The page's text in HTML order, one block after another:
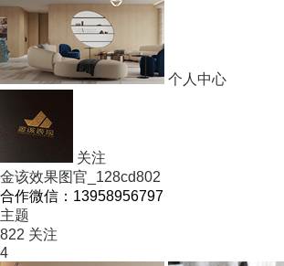
个人中心
关注
金该效果图官_128cd802
合作微信：13958956797
主题
822 关注
4